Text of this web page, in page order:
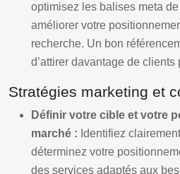
optimisez les balises meta
améliorer votre
recherche. Un bon
d’attirer davantage de clients
Stratégies marketing et
Définir votre cible et votre
marché : Identifiez
déterminez votre
des services adaptés aux